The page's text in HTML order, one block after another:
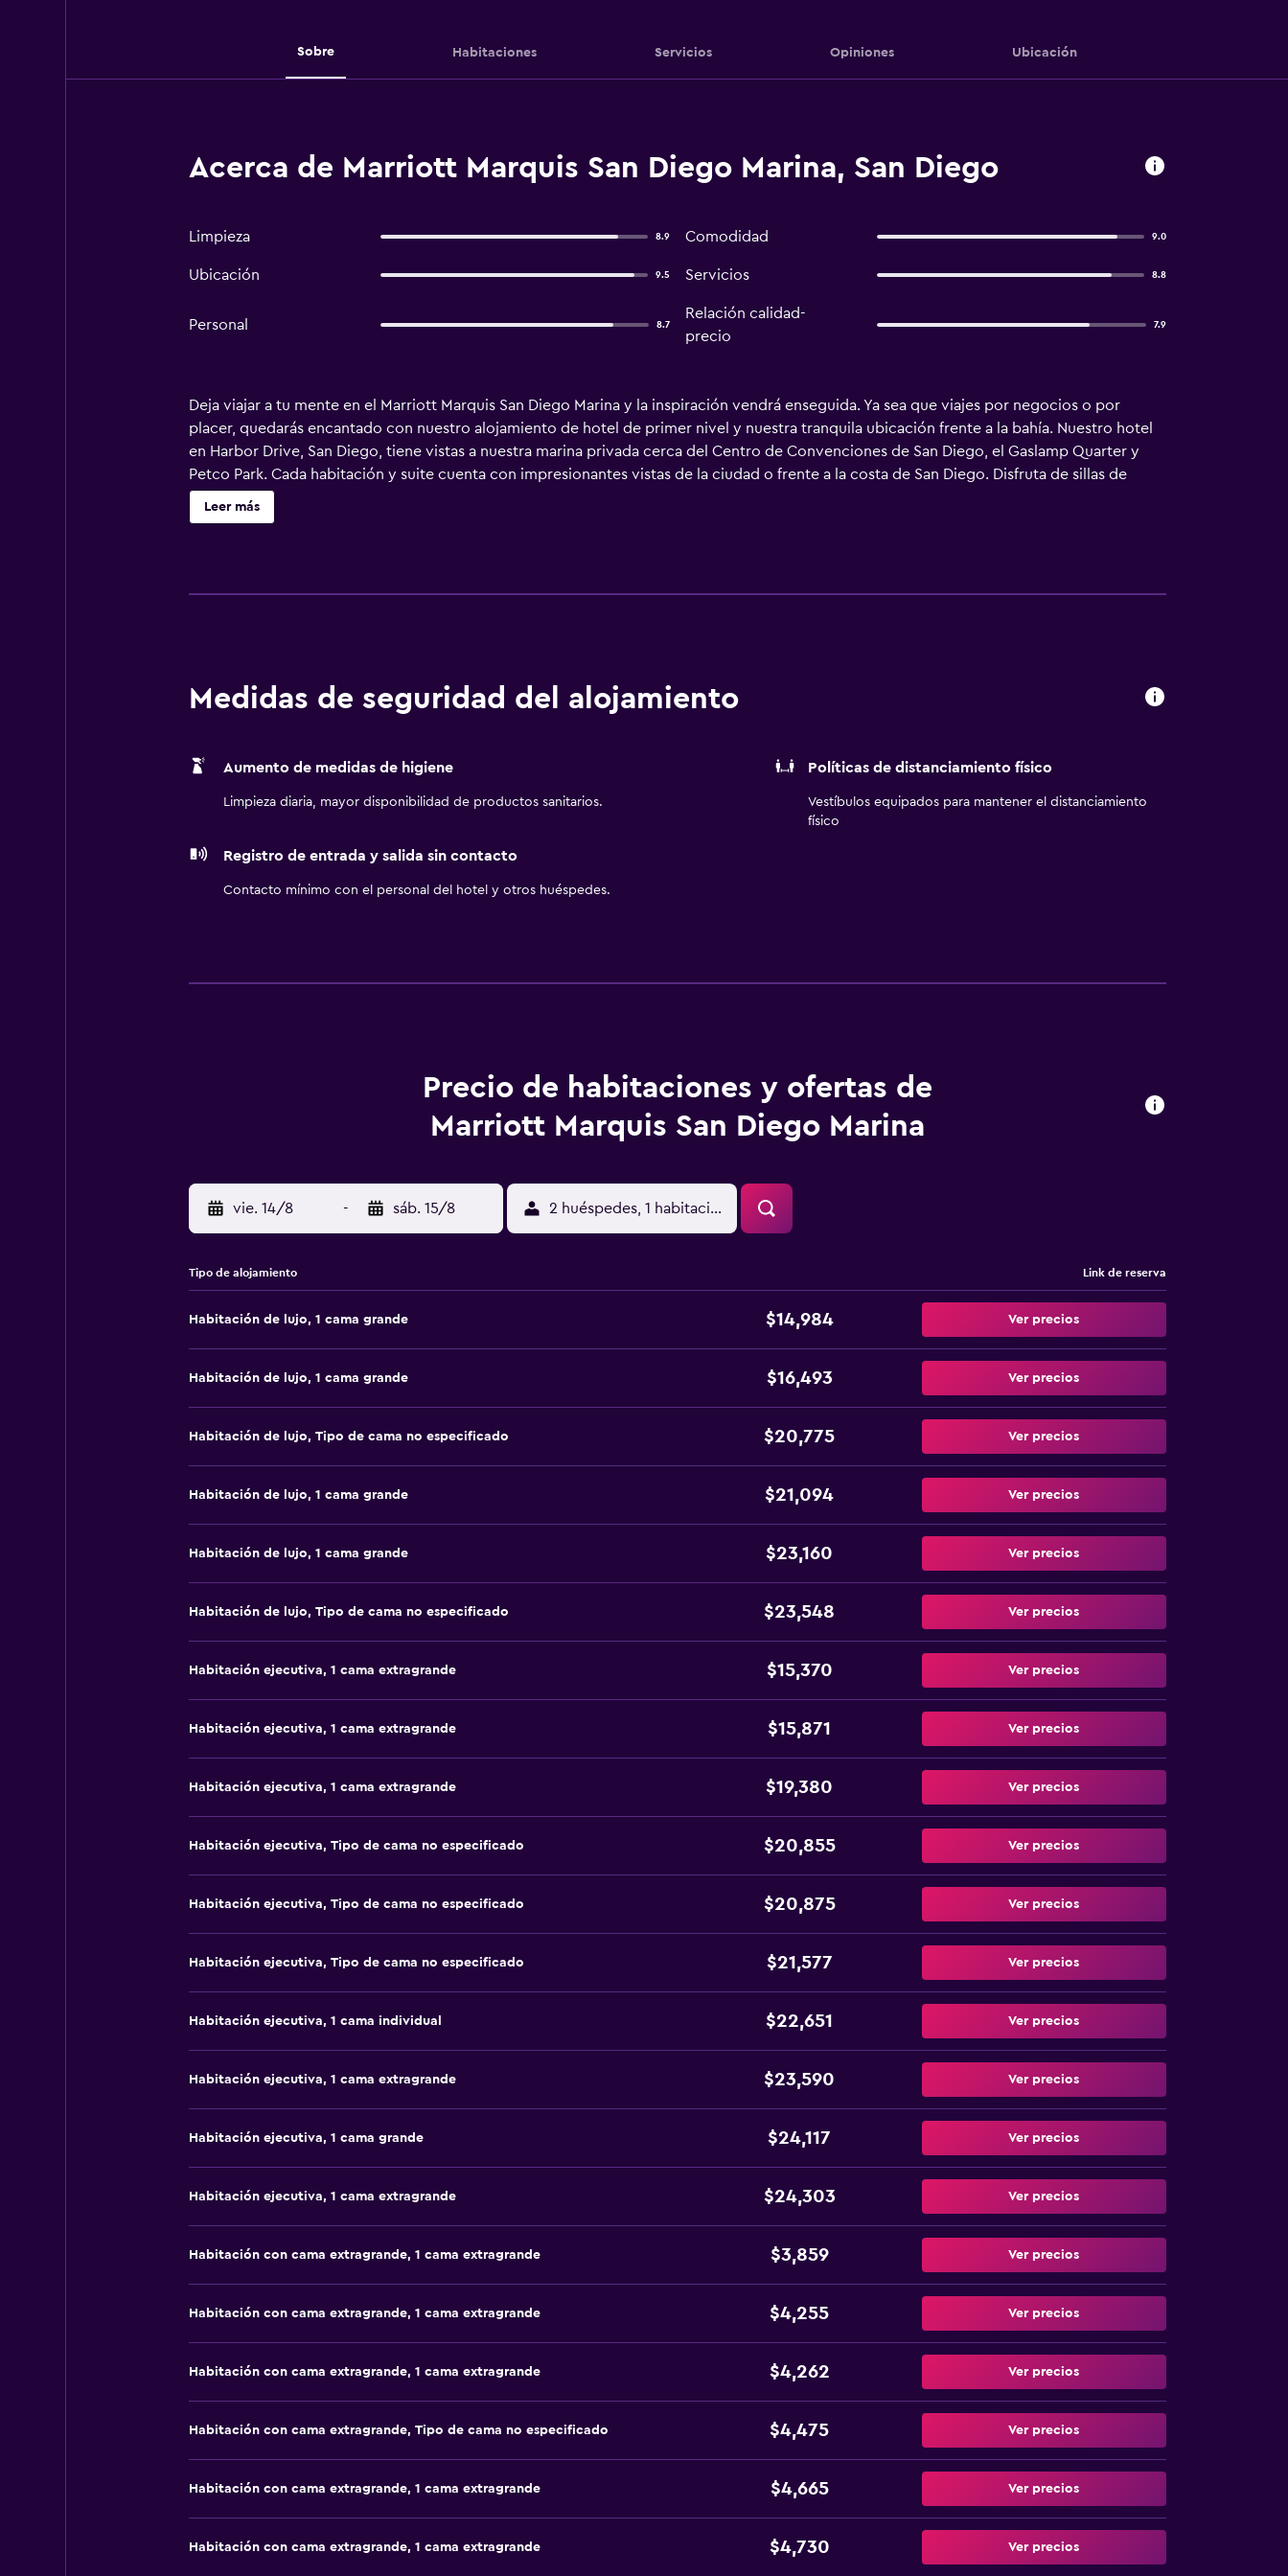
Sobre Habitaciones Servicios Opiniones Ubicación
Acerca de Marriott Marquis San Diego Marina, San Diego
Limpieza 8.9 Comodidad 9.0
Ubicación 9.5 Servicios 8.8
Personal 8.7
Relación calidad-
precio
7.9
Deja viajar a tu mente en el Marriott Marquis San Diego Marina y la inspiración vendrá enseguida. Ya sea que viajes por negocios o por
placer, quedarás encantado con nuestro alojamiento de hotel de primer nivel y nuestra tranquila ubicación frente a la bahía. Nuestro hotel
en Harbor Drive, San Diego, tiene vistas a nuestra marina privada cerca del Centro de Convenciones de San Diego, el Gaslamp Quarter y
Petco Park. Cada habitación y suite cuenta con impresionantes vistas de la ciudad o frente a la costa de San Diego. Disfruta de sillas de
lectura relajantes, televisores con pantalla plana, escritorios y WiFi. Muchas de las habitaciones de nuestro hotel en el centro de San Diego
tienen balcón privado. Disfruta en el exclusivo ambiente del M Club, que ofrece desayuno continental y bocadillos al atardecer, haz
Leer más
Medidas de seguridad del alojamiento
Aumento de medidas de higiene
Limpieza diaria, mayor disponibilidad de productos sanitarios.
Políticas de distanciamiento físico
Vestíbulos equipados para mantener el distanciamiento
físico
Registro de entrada y salida sin contacto
Contacto mínimo con el personal del hotel y otros huéspedes.
Precio de habitaciones y ofertas de
Marriott Marquis San Diego Marina
vie. 14/8 - sáb. 15/8 2 huéspedes, 1 habitación
Tipo de alojamiento Link de reserva
Habitación de lujo, 1 cama grande $14,984 Ver precios
Habitación de lujo, 1 cama grande $16,493 Ver precios
Habitación de lujo, Tipo de cama no especificado $20,775 Ver precios
Habitación de lujo, 1 cama grande $21,094 Ver precios
Habitación de lujo, 1 cama grande $23,160 Ver precios
Habitación de lujo, Tipo de cama no especificado $23,548 Ver precios
Habitación ejecutiva, 1 cama extragrande $15,370 Ver precios
Habitación ejecutiva, 1 cama extragrande $15,871 Ver precios
Habitación ejecutiva, 1 cama extragrande $19,380 Ver precios
Habitación ejecutiva, Tipo de cama no especificado $20,855 Ver precios
Habitación ejecutiva, Tipo de cama no especificado $20,875 Ver precios
Habitación ejecutiva, Tipo de cama no especificado $21,577 Ver precios
Habitación ejecutiva, 1 cama individual $22,651 Ver precios
Habitación ejecutiva, 1 cama extragrande $23,590 Ver precios
Habitación ejecutiva, 1 cama grande $24,117 Ver precios
Habitación ejecutiva, 1 cama extragrande $24,303 Ver precios
Habitación con cama extragrande, 1 cama extragrande $3,859 Ver precios
Habitación con cama extragrande, 1 cama extragrande $4,255 Ver precios
Habitación con cama extragrande, 1 cama extragrande $4,262 Ver precios
Habitación con cama extragrande, Tipo de cama no especificado $4,475 Ver precios
Habitación con cama extragrande, 1 cama extragrande $4,665 Ver precios
Habitación con cama extragrande, 1 cama extragrande $4,730 Ver precios